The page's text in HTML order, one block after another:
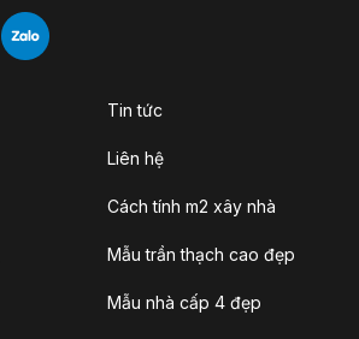
Tin tức
Liên hệ
Cách tính m2 xây nhà
Mẫu trần thạch cao đẹp
Mẫu nhà cấp 4 đẹp